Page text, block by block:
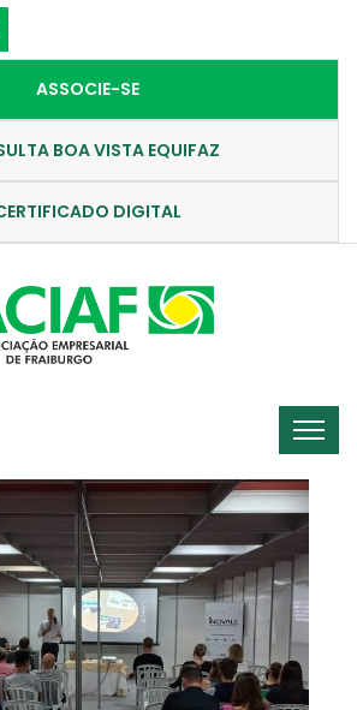
ASSOCIE-SE
BOA VISTA EQUIFAZ
DIGITAL